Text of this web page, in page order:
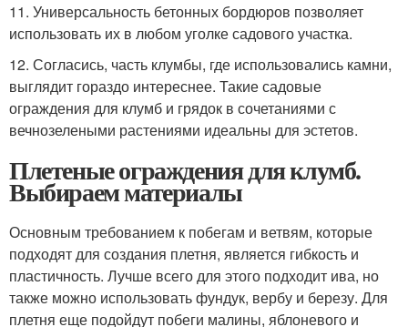
11. Универсальность бетонных бордюров позволяет
использовать их в любом уголке садового участка.
12. Согласись, часть клумбы, где использовались камни,
выглядит гораздо интереснее. Такие садовые
ограждения для клумб и грядок в сочетаниями с
вечнозелеными растениями идеальны для эстетов.
Плетеные ограждения для клумб.
Выбираем материалы
Основным требованием к побегам и ветвям, которые
подходят для создания плетня, является гибкость и
пластичность. Лучше всего для этого подходит ива, но
также можно использовать фундук, вербу и березу. Для
плетня еще подойдут побеги малины, яблоневого и